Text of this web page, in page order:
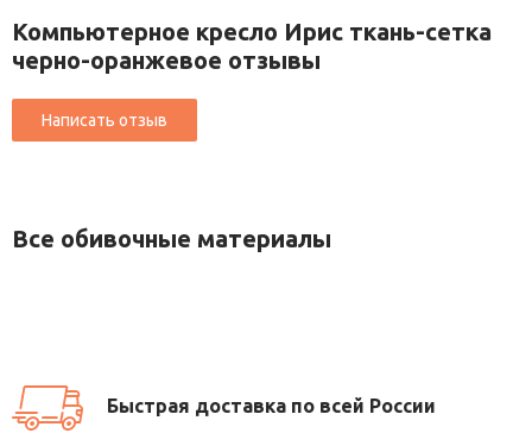
Компьютерное кресло Ирис ткань-сетка
черно-оранжевое отзывы
Все обивочные материалы
Быстрая доставка по всей России